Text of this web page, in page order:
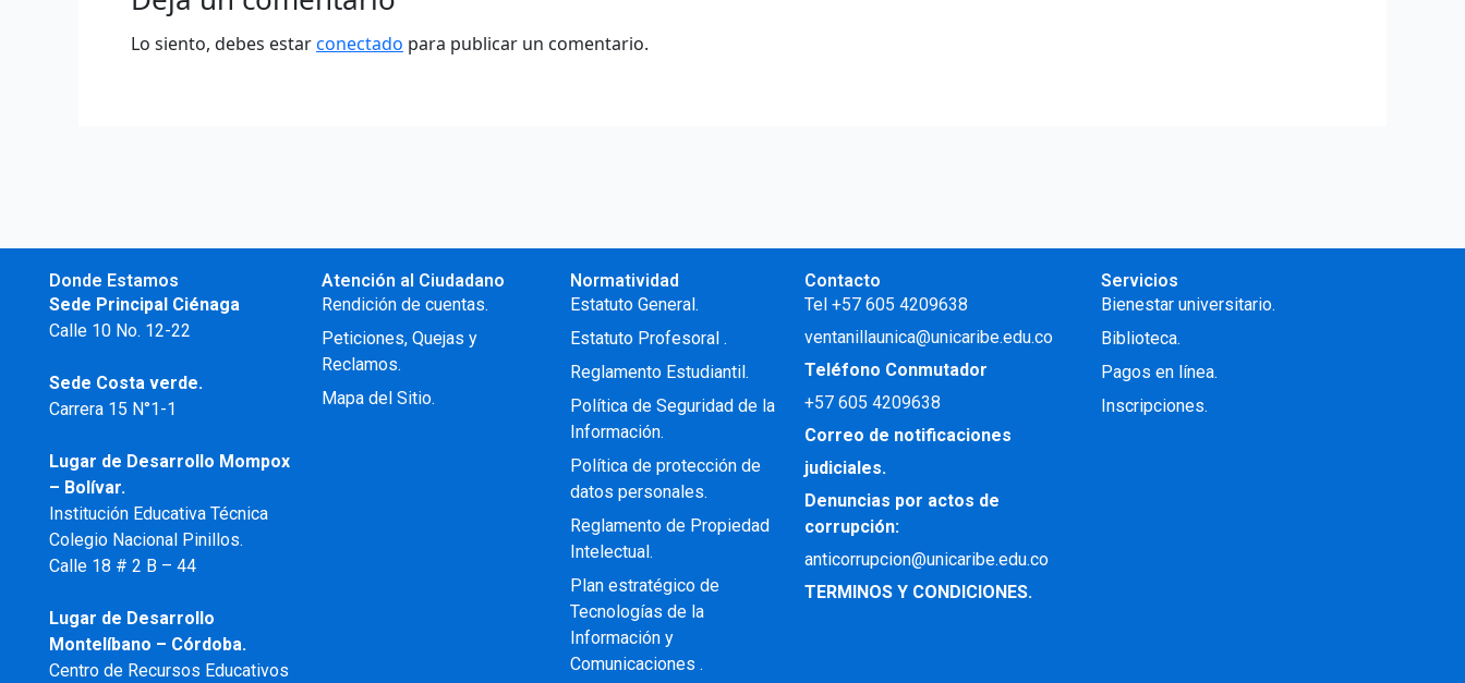
Lo siento, debes estarconectado para publicar un comentario.
Donde Estamos
Sede Principal Ciénaga
Calle 10 No. 12-22
Sede Costa verde.
Carrera 15 N°1-1
Lugar de Desarrollo Mompox
– Bolívar.
Institución Educativa Técnica
Colegio Nacional Pinillos.
Calle 18 # 2 B – 44
Lugar de Desarrollo
Montelíbano – Córdoba.
Centro de Recursos Educativos
Atención al Ciudadano
Rendición de cuentas.
Peticiones, Quejas y
Reclamos.
Mapa del Sitio.
Normatividad
Estatuto General.
Estatuto Profesoral .
Reglamento Estudiantil.
Política de Seguridad de la
Información.
Política de protección de
datos personales.
Reglamento de Propiedad
Intelectual .
Plan estratégico de
Tecnologías de la
Información y
Comunicaciones .
Contacto
Tel +57 605 4209638
ventanillaunica@unicaribe.edu.co
Teléfono Conmutador
+57605 4209638
Correo de notificaciones
judiciales.
Denuncias por actos de
corrupción:
anticorrupcion@unicaribe.edu.co
TERMINOS Y CONDICIONES.
Servicios
Bienestar universitario.
Biblioteca.
Pagos en línea.
Inscripciones.